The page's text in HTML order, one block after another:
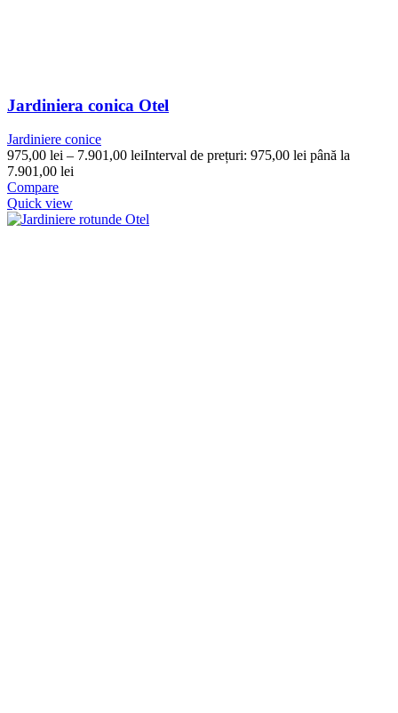
Jardiniera conica Otel
Jardiniere conice
975,00 lei – 7.901,00 leiInterval de prețuri: 975,00 lei până la
7.901,00 lei
Compare
Quick view